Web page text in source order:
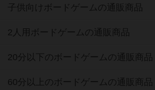
子供向けボードゲームの通販商品
2人用ボードゲームの通販商品
20分以下のボードゲームの通販商品
60分以上のボードゲームの通販商品